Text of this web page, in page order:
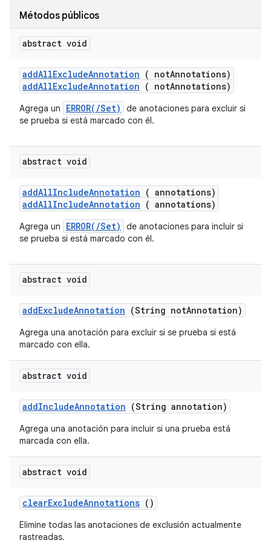
Métodos públicos
abstract void
addAllExcludeAnnotation ( notAnnotations)
addAllExcludeAnnotation ( notAnnotations)
Agrega un ERROR(/Set)
de anotaciones para excluir si
se prueba si está marcado con él.
abstract void
addAllIncludeAnnotation ( annotations)
addAllIncludeAnnotation ( annotations)
Agrega un ERROR(/Set)
de anotaciones para incluir si
se prueba si está marcado con él.
abstract void
addExcludeAnnotation (String notAnnotation)
Agrega una anotación para excluir si se prueba si está
marcado con ella.
abstract void
addIncludeAnnotation (String annotation)
Agrega una anotación para incluir si una prueba está
marcada con ella.
abstract void
clearExcludeAnnotations ()
Elimine todas las anotaciones de exclusión actualmente
rastreadas.